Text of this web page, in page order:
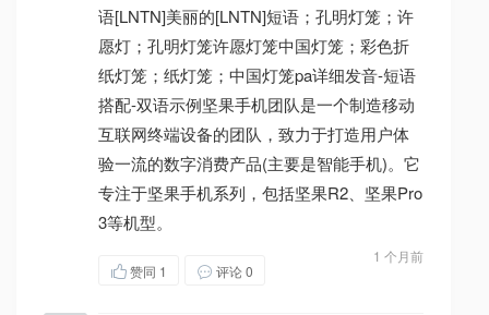
语[LNTN]美丽的[LNTN]短语；孔明灯笼；许
愿灯；孔明灯笼许愿灯笼中国灯笼；彩色折
纸灯笼；纸灯笼；中国灯笼pa详细发音-短语
搭配-双语示例坚果手机团队是一个制造移动
互联网终端设备的团队，致力于打造用户体
验一流的数字消费产品(主要是智能手机)。它
专注于坚果手机系列，包括坚果R2、坚果Pro
3等机型。
1 个月前
赞同 1 评论 0